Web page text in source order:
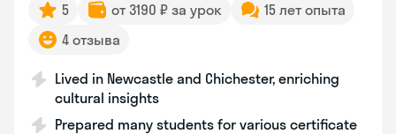
5 от 3190 ₽ за урок
15 лет опыта
4 отзыва
Lived in Newcastle and Chichester, enriching
cultural insights
Prepared many students for various certificate